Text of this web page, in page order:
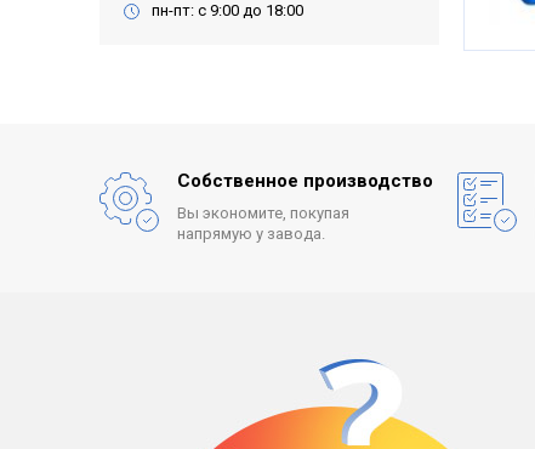
пн-пт: с 9:00 до 18:00
Собственное производство
Вы экономите, покупая
напрямую у завода.